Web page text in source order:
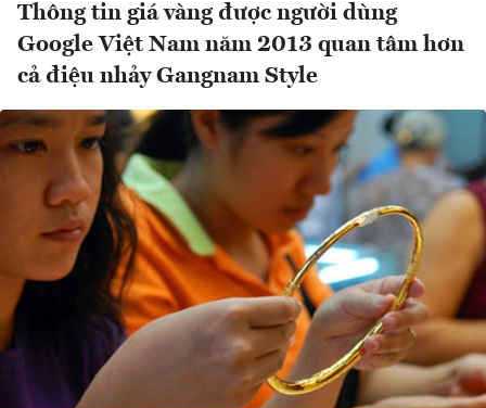
Thông tin giá vàng được người dùng
Google Việt Nam năm 2013 quan tâm hơn
cả điệu nhảy Gangnam Style